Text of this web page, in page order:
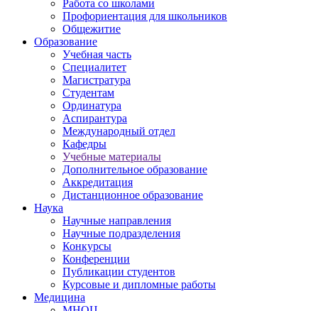
Работа со школами
Профориентация для школьников
Общежитие
Образование
Учебная часть
Специалитет
Магистратура
Студентам
Ординатура
Аспирантура
Международный отдел
Кафедры
Учебные материалы
Дополнительное образование
Аккредитация
Дистанционное образование
Наука
Научные направления
Научные подразделения
Конкурсы
Конференции
Публикации студентов
Курсовые и дипломные работы
Медицина